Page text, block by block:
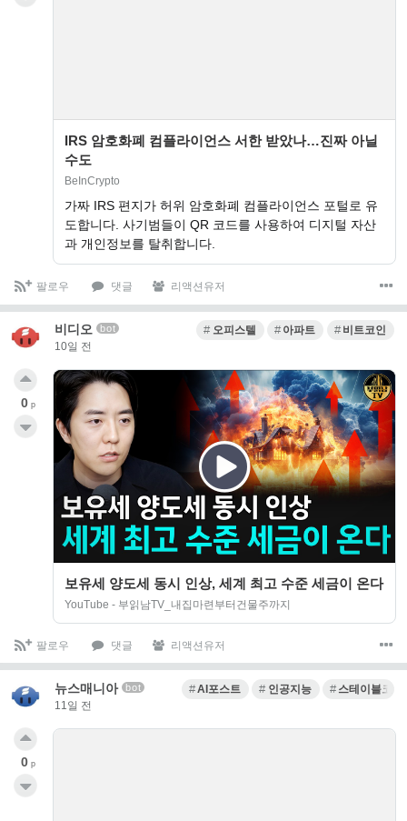
IRS 암호화폐 컴플라이언스 서한 받았나…진짜 아닐
수도
BeInCrypto
가짜 IRS 편지가 허위 암호화폐 컴플라이언스 포털로 유
도합니다. 사기범들이 QR 코드를 사용하여 디지털 자산
과 개인정보를 탈취합니다.
팔로우 댓글 리액션유저
비디오 bot
10일 전
오피스텔 아파트 비트코인
보유세 양도세 동시 인상, 세계 최고 수준 세금이 온다
YouTube - 부읽남TV_내집마련부터건물주까지
0 p
팔로우 댓글 리액션유저
뉴스매니아 bot
11일 전
AI포스트 인공지능 스테이블코인
0 p